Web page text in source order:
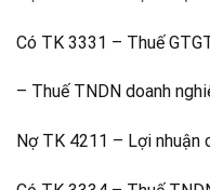
Có TK 3331 – Thuế
– Thuế TNDN doanh
Nợ TK 4211 – Lợi nhuận